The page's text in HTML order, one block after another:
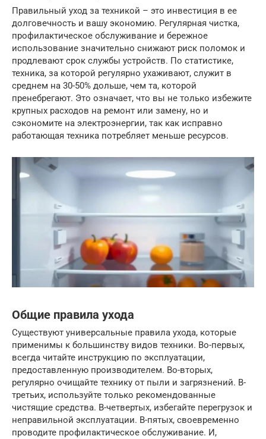
Правильный уход за техникой – это инвестиция в ее
долговечность и вашу экономию. Регулярная чистка,
профилактическое обслуживание и бережное
использование значительно снижают риск поломок и
продлевают срок службы устройств. По статистике,
техника, за которой регулярно ухаживают, служит в
среднем на 30-50% дольше, чем та, которой
пренебрегают. Это означает, что вы не только избежите
крупных расходов на ремонт или замену, но и
сэкономите на электроэнергии, так как исправно
работающая техника потребляет меньше ресурсов.
Общие правила ухода
Существуют универсальные правила ухода, которые
применимы к большинству видов техники. Во-первых,
всегда читайте инструкцию по эксплуатации,
предоставленную производителем. Во-вторых,
регулярно очищайте технику от пыли и загрязнений. В-
третьих, используйте только рекомендованные
чистящие средства. В-четвертых, избегайте перегрузок и
неправильной эксплуатации. В-пятых, своевременно
проводите профилактическое обслуживание. И,